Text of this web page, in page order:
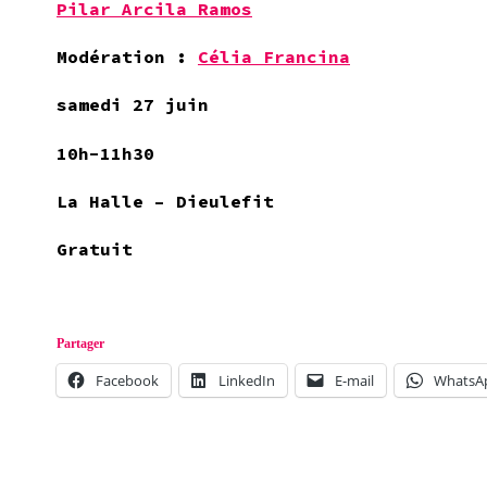
Pilar Arcila Ramos
Modération : Célia Francina
samedi 27 juin
10h-11h30
La Halle – Dieulefit
Gratuit
Partager
Facebook LinkedIn E-mail